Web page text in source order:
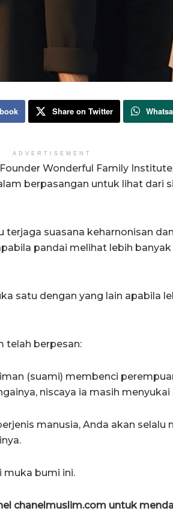
Share on Twitter
ADVERTISEMENT
Wonderful Family
berpasangan untuk lihat dari
terjaga suasana keharnonisan
pandai melihat lebih
satu dengan yang lain apabila
telah berpesan:
(suami) membenci
niscaya ia masih menyukai
manusia, Anda akan selalu
muka bumi ini.
chanelmuslim.com untuk